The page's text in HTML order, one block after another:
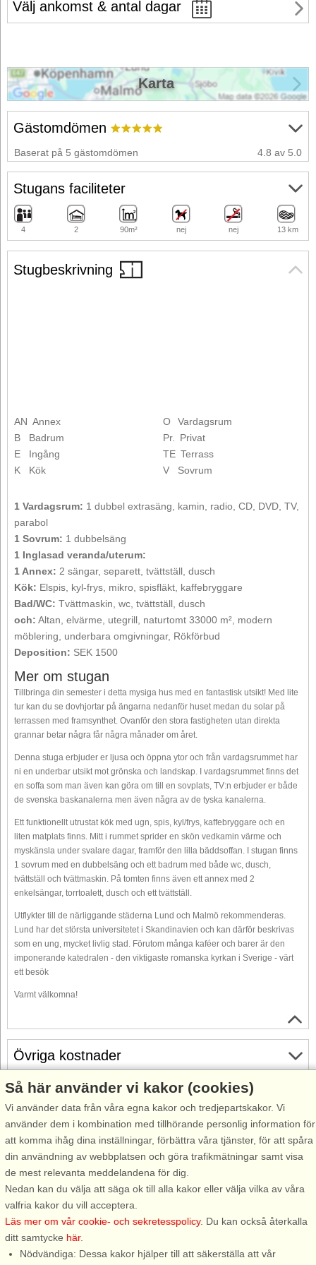
Välj ankomst & antal dagar
Stugbeskrivning
AN Annex
B
Badrum
E
Ingång
K
Kök
O
Vardagsrum
Pr.
Privat
TE Terrass
V
Sovrum
1 Vardagsrum: 1 dubbel extrasäng, kamin, radio, CD, DVD, TV,
parabol
1 Sovrum: 1 dubbelsäng
1 Inglasad veranda/uterum:
1 Annex: 2 sängar, separett, tvättställ, dusch
Kök: Elspis, kyl-frys, mikro, spisfläkt, kaffebryggare
Bad/WC: Tvättmaskin, wc, tvättställ, dusch
och: Altan, elvärme, utegrill, naturtomt 33000 m², modern
möblering, underbara omgivningar, Rökförbud
Deposition: SEK 1500
Mer om stugan
Tillbringa din semester i detta mysiga hus med en fantastisk utsikt! Med lite
tur kan du se dovhjortar på ängarna nedanför huset medan du solar på
terrassen med framsynthet. Ovanför den stora fastigheten utan direkta
grannar betar några får några månader om året.
Denna stuga erbjuder er ljusa och öppna ytor och från vardagsrummet har
ni en underbar utsikt mot grönska och landskap. I vardagsrummet finns det
en soffa som man även kan göra om till en sovplats, TV:n erbjuder er både
de svenska baskanalerna men även några av de tyska kanalerna.
Ett funktionellt utrustat kök med ugn, spis, kyl/frys, kaffebryggare och en
liten matplats finns. Mitt i rummet sprider en skön vedkamin värme och
myskänsla under svalare dagar, framför den lilla bäddsoffan. I stugan finns
1 sovrum med en dubbelsäng och ett badrum med både wc, dusch,
tvättställ och tvättmaskin. På tomten finns även ett annex med 2
enkelsängar, torrtoalett, dusch och ett tvättställ.
Utflykter till de närliggande städerna Lund och Malmö rekommenderas.
Lund har det största universitetet i Skandinavien och kan därför beskrivas
som en ung, mycket livlig stad. Förutom många kaféer och barer är den
imponerande katedralen - den viktigaste romanska kyrkan i Sverige - värt
ett besök
Varmt välkomna!
Om området
Gästomdömen
Baserat på 5 gästomdömen 4.8 av 5.0
Stugans faciliteter
4 2 90m² nej nej 13 km
Övriga kostnader
Gratis avbokning
Gratis avbokning fram till 35 dagar före ankomst. Gäller för
ankomster under perioden 18/7-2026 till 31/12-2027
Se villkor här
Karta
Topp-attraktioner i området
Så här använder vi kakor (cookies)
Vi använder data från våra egna kakor och tredjepartskakor. Vi
använder dem i kombination med tillhörande personlig information för
att komma ihåg dina inställningar, förbättra våra tjänster, för att spåra
din användning av webbplatsen och göra trafikmätningar samt visa
de mest relevanta meddelandena för dig.
Nedan kan du välja att säga ok till alla kakor eller välja vilka av våra
valfria kakor du vill acceptera.
Läs mer om vår cookie- och sekretesspolicy. Du kan också återkalla
ditt samtycke här.
Nödvändiga: Dessa kakor hjälper till att säkerställa att vår